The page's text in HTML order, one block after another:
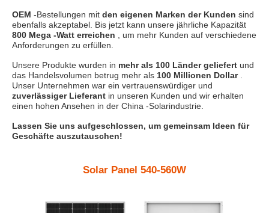
OEM -Bestellungen mit den eigenen Marken der Kunden sind
ebenfalls akzeptabel. Bis jetzt kann unsere jährliche Kapazität
800 Mega -Watt erreichen
, um mehr Kunden auf verschiedene
Anforderungen zu erfüllen.
Unsere Produkte wurden in mehr als 100 Länder geliefert und
das Handelsvolumen betrug mehr als 100 Millionen Dollar
Unser Unternehmen war ein vertrauenswürdiger und
zuverlässiger Lieferant in unseren Kunden und wir erhalten
einen hohen Ansehen in der China -Solarindustrie.
Lassen Sie uns aufgeschlossen, um gemeinsam Ideen für
Geschäfte auszutauschen!
Solar Panel 540-560W